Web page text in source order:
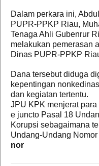
Dalam perkara ini,
PUPR-PPKP Riau,
Tenaga Ahli Gubenrur
melakukan pemerasan
Dinas PUPR-PPKP
Dana tersebut diduga
kepentingan
dan kegiatan tertentu.
JPU KPK menjerat
e juncto Pasal 18
Korupsi sebagaimana
Undang-Undang
nor